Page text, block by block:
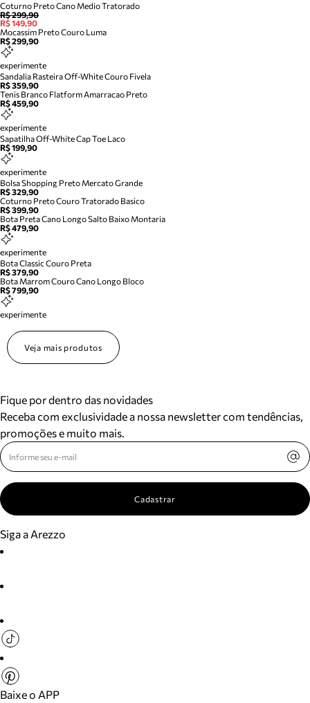
Coturno Preto Cano Medio Tratorado
R$ 299,90
R$ 149,90
Mocassim Preto Couro Luma
R$ 299,90
experimente
Sandalia Rasteira Off-White Couro Fivela
R$ 359,90
Tenis Branco Flatform Amarracao Preto
R$ 459,90
experimente
Sapatilha Off-White Cap Toe Laco
R$ 199,90
experimente
Bolsa Shopping Preto Mercato Grande
R$ 329,90
Coturno Preto Couro Tratorado Basico
R$ 399,90
Bota Preta Cano Longo Salto Baixo Montaria
R$ 479,90
experimente
Bota Classic Couro Preta
R$ 379,90
Bota Marrom Couro Cano Longo Bloco
R$ 799,90
experimente
Veja mais produtos
Fique por dentro das novidades
Receba com exclusividade a nossa newsletter com tendências,
promoções e muito mais.
Cadastrar
Siga a Arezzo
Baixe o APP